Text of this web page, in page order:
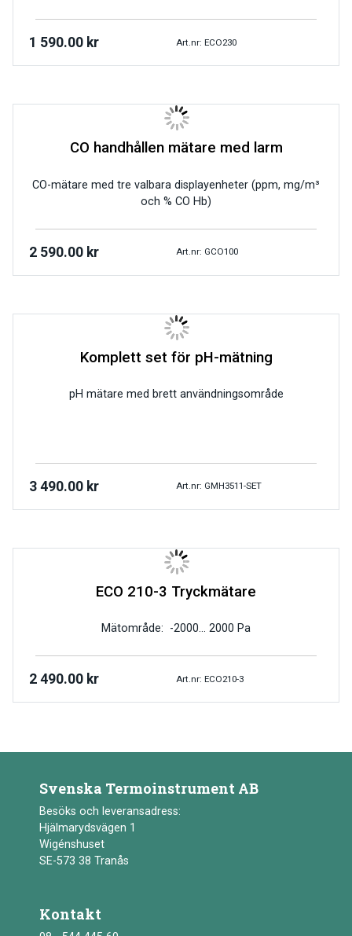
1 590.00 kr Art.nr: ECO230
CO handhållen mätare med larm
CO-mätare med tre valbara displayenheter (ppm, mg/m³
och % CO Hb)
2 590.00 kr Art.nr: GCO100
Komplett set för pH-mätning
pH mätare med brett användningsområde
3 490.00 kr Art.nr: GMH3511-SET
ECO 210-3 Tryckmätare
Mätområde: -2000… 2000 Pa
2 490.00 kr Art.nr: ECO210-3
Svenska Termoinstrument AB
Besöks och leveransadress:
Hjälmarydsvägen 1
Wigénshuset
SE-573 38 Tranås
Kontakt